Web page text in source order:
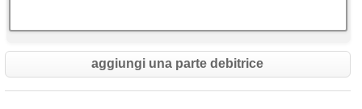
aggiungi una parte debitrice